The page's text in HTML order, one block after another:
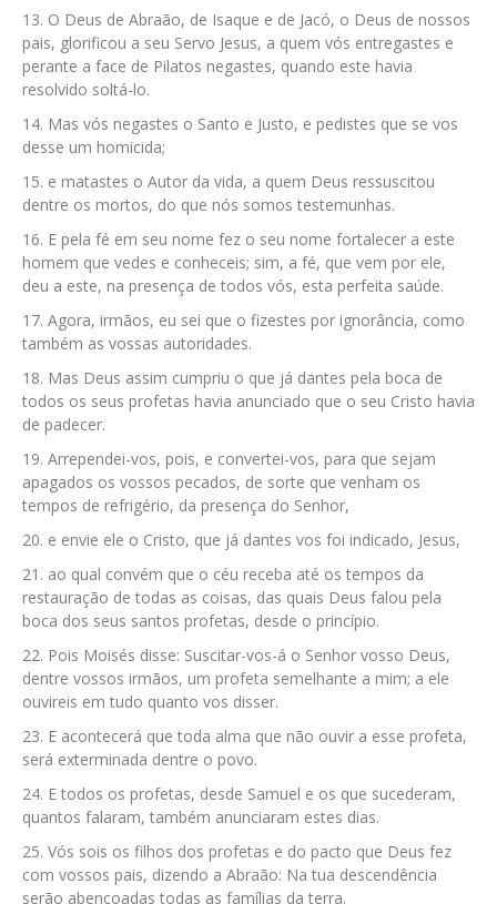
O Deus de Abraão, de Isaque e de Jacó, o Deus de nossos
pais, glorificou a seu Servo Jesus, a quem vós entregastes e
perante a face de Pilatos negastes, quando este havia
resolvido soltá-lo.
Mas vós negastes o Santo e Justo, e pedistes que se vos
desse um homicida;
e matastes o Autor da vida, a quem Deus ressuscitou
dentre os mortos, do que nós somos testemunhas.
E pela fé em seu nome fez o seu nome fortalecer a este
homem que vedes e conheceis; sim, a fé, que vem por ele,
deu a este, na presença de todos vós, esta perfeita saúde.
Agora, irmãos, eu sei que o fizestes por ignorância, como
também as vossas autoridades.
Mas Deus assim cumpriu o que já dantes pela boca de
todos os seus profetas havia anunciado que o seu Cristo havia
de padecer.
Arrependei-vos, pois, e convertei-vos, para que sejam
apagados os vossos pecados, de sorte que venham os
tempos de refrigério, da presença do Senhor,
e envie ele o Cristo, que já dantes vos foi indicado, Jesus,
ao qual convém que o céu receba até os tempos da
restauração de todas as coisas, das quais Deus falou pela
boca dos seus santos profetas, desde o princípio.
Pois Moisés disse: Suscitar-vos-á o Senhor vosso Deus,
dentre vossos irmãos, um profeta semelhante a mim; a ele
ouvireis em tudo quanto vos disser.
E acontecerá que toda alma que não ouvir a esse profeta,
será exterminada dentre o povo.
E todos os profetas, desde Samuel e os que sucederam,
quantos falaram, também anunciaram estes dias.
Vós sois os filhos dos profetas e do pacto que Deus fez
com vossos pais, dizendo a Abraão: Na tua descendência
serão abençoadas todas as famílias da terra.